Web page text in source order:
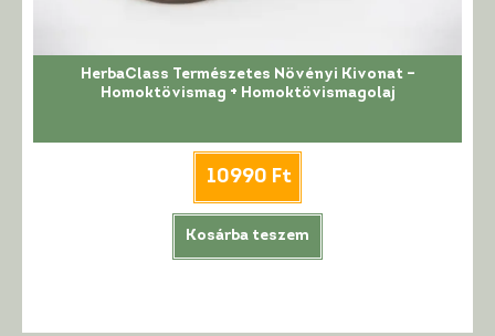
HerbaClass Természetes Növényi Kivonat –
Homoktövismag + Homoktövismagolaj
10990 Ft
Kosárba teszem